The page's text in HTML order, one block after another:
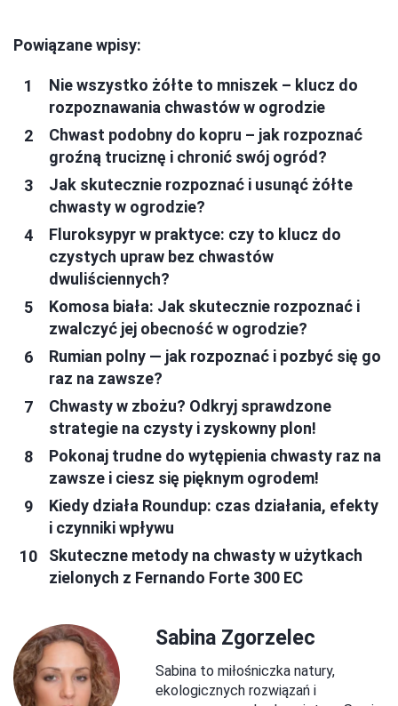
Powiązane wpisy:
Nie wszystko żółte to mniszek – klucz do
rozpoznawania chwastów w ogrodzie
Chwast podobny do kopru – jak rozpoznać
groźną truciznę i chronić swój ogród?
Jak skutecznie rozpoznać i usunąć żółte
chwasty w ogrodzie?
Fluroksypyr w praktyce: czy to klucz do
czystych upraw bez chwastów
dwuliściennych?
Komosa biała: Jak skutecznie rozpoznać i
zwalczyć jej obecność w ogrodzie?
Rumian polny — jak rozpoznać i pozbyć się go
raz na zawsze?
Chwasty w zbożu? Odkryj sprawdzone
strategie na czysty i zyskowny plon!
Pokonaj trudne do wytępienia chwasty raz na
zawsze i ciesz się pięknym ogrodem!
Kiedy działa Roundup: czas działania, efekty
i czynniki wpływu
Skuteczne metody na chwasty w użytkach
zielonych z Fernando Forte 300 EC
Sabina Zgorzelec
Sabina to miłośniczka natury,
ekologicznych rozwiązań i